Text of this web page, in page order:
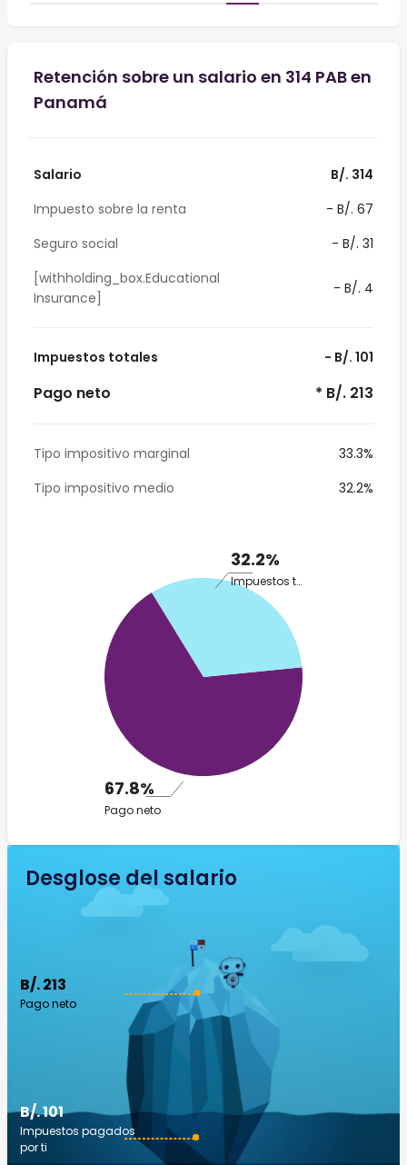
Retención sobre un salario en 314 PAB en
Panamá
Salario
B/. 314
Impuesto sobre la renta
- B/. 67
Seguro social
- B/. 31
[withholding_box.Educational
Insurance]
- B/. 4
Impuestos totales - B/. 101
Pago neto * B/. 213
Tipo impositivo marginal
33.3%
Tipo impositivo medio
32.2%
32.2%
Impuestos totales
67.8%
Pago neto
Desglose del salario
B/. 213
Pago neto
B/. 101
Impuestos pagados
por ti